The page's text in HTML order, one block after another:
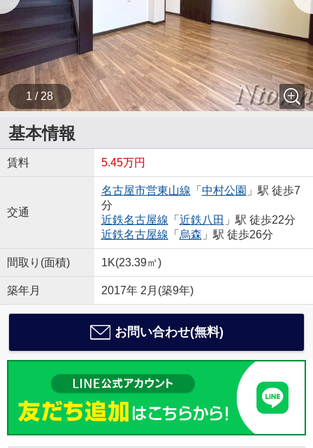
1 / 28
基本情報
賃料 5.45万円
交通
名古屋市営東山線 「 中村公園 」駅 徒歩7
分
近鉄名古屋線 「 近鉄八田 」駅 徒歩22分
近鉄名古屋線 「 烏森 」駅 徒歩26分
間取り(面積) 1K(23.39㎡)
築年月 2017年 2月(築9年)
お問い合わせ(無料)